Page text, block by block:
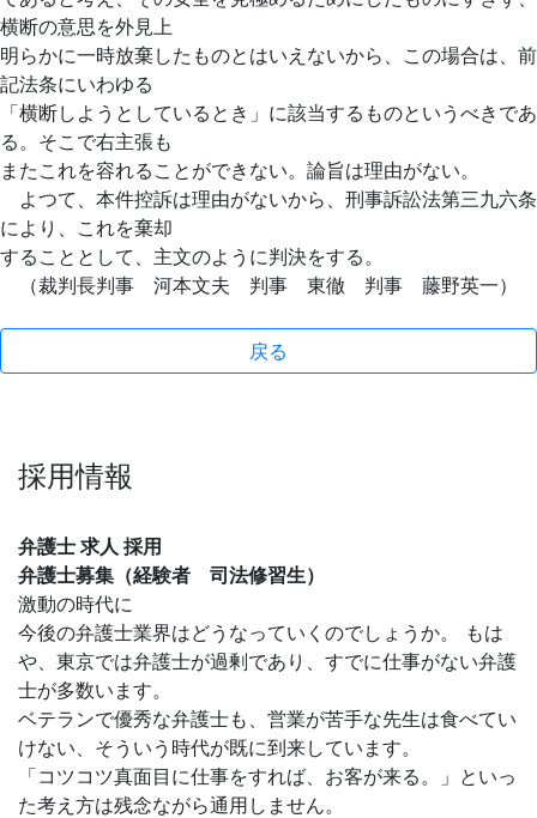
横断の意思を外見上
明らかに一時放棄したものとはいえないから、この場合は、前
記法条にいわゆる
「横断しようとしているとき」に該当するものというべきであ
る。そこで右主張も
またこれを容れることができない。論旨は理由がない。
よつて、本件控訴は理由がないから、刑事訴訟法第三九六条
により、これを棄却
することとして、主文のように判決をする。
（裁判長判事 河本文夫 判事 東徹 判事 藤野英一）
戻る
採用情報
弁護士 求人 採用
弁護士募集（経験者 司法修習生）
激動の時代に
今後の弁護士業界はどうなっていくのでしょうか。 もは
や、東京では弁護士が過剰であり、すでに仕事がない弁護
士が多数います。
ベテランで優秀な弁護士も、営業が苦手な先生は食べてい
けない、そういう時代が既に到来しています。
「コツコツ真面目に仕事をすれば、お客が来る。」といっ
た考え方は残念ながら通用しません。